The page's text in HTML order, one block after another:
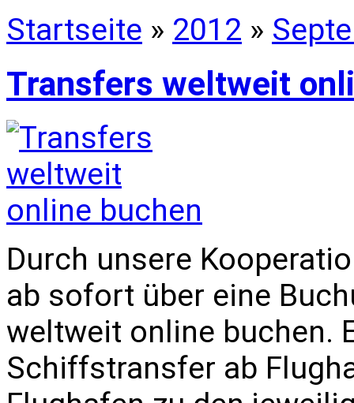
Startseite » 2012 »
Transfers weltweit
Durch unsere
ab sofort über eine
weltweit online buchen.
Schiffstransfer ab